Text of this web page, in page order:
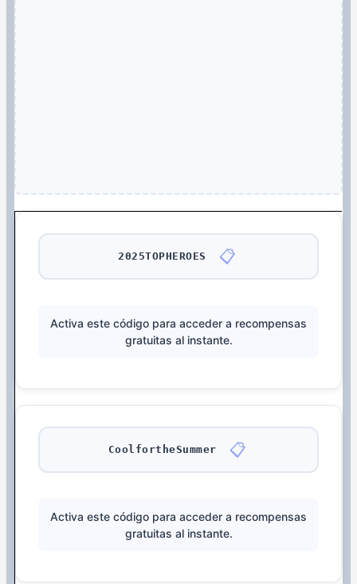
2025TOPHEROES 📋
Activa este código para acceder a recompensas
gratuitas al instante.
CoolfortheSummer 📋
Activa este código para acceder a recompensas
gratuitas al instante.